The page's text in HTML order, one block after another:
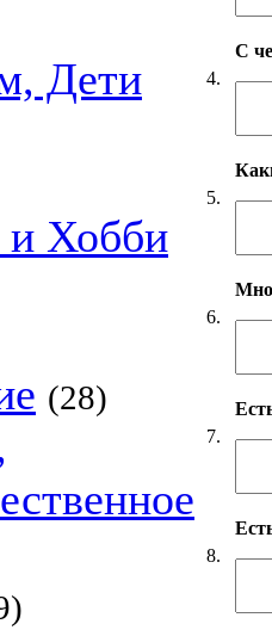
Дети
и Хобби
(28)
4.
С
5.
6.
7.
8.